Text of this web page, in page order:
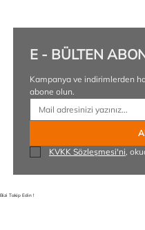
E - BÜLTEN
Kampanya ve indirimlerden
abone olun.
KVKK Sözleşmesi'ni,
Bizi Takip Edin !